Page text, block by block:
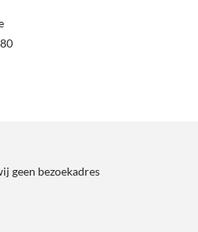
geen bezoekadres